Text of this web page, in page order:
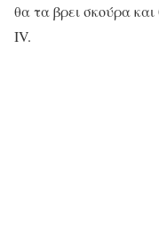
θα τα βρει σκούρα
IV.